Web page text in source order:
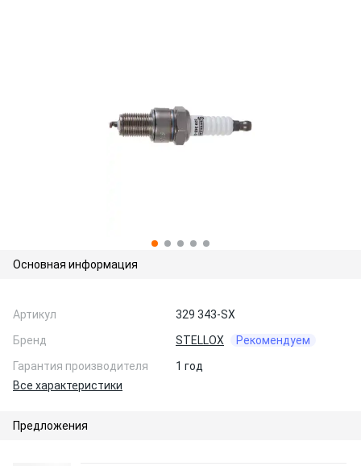
Основная информация
Артикул
329 343-SX
Бренд
STELLOX
Рекомендуем
Гарантия производителя
1 год
Все характеристики
Предложения